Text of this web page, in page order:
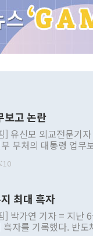
보고 논란
] 유신모 외교전문기
부처의 대통령 업무
부 내 조율을 거치지
근거한 비현실적 구
관련 발언이 물의를
공개적으로 부정적
최대 흑자
] 박가연 기자 = 지난
흑자를 기록했다. 반